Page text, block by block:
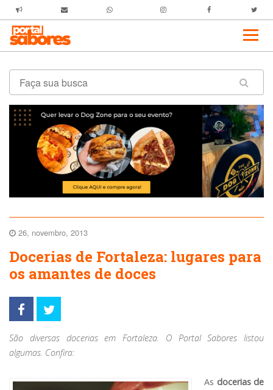
26, novembro, 2013
Docerias de Fortaleza: lugares para
os amantes de doces
São diversas docerias em Fortaleza. O Portal Sabores listou
algumas. Confira:
As docerias de